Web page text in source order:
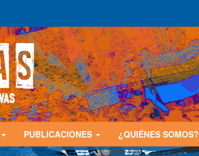
PUBLICACIONES ¿QUIÉNES SOMOS?